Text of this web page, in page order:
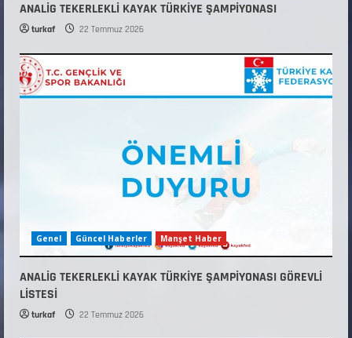
ANALİG TEKERLEKLİ KAYAK TÜRKİYE ŞAMPİYONASI
turkaf 22 Temmuz 2026
Genel Güncel Haberler Manşet Haber
ANALİG TEKERLEKLİ KAYAK TÜRKİYE ŞAMPİYONASI GÖREVLİ
LİSTESİ
turkaf 22 Temmuz 2026